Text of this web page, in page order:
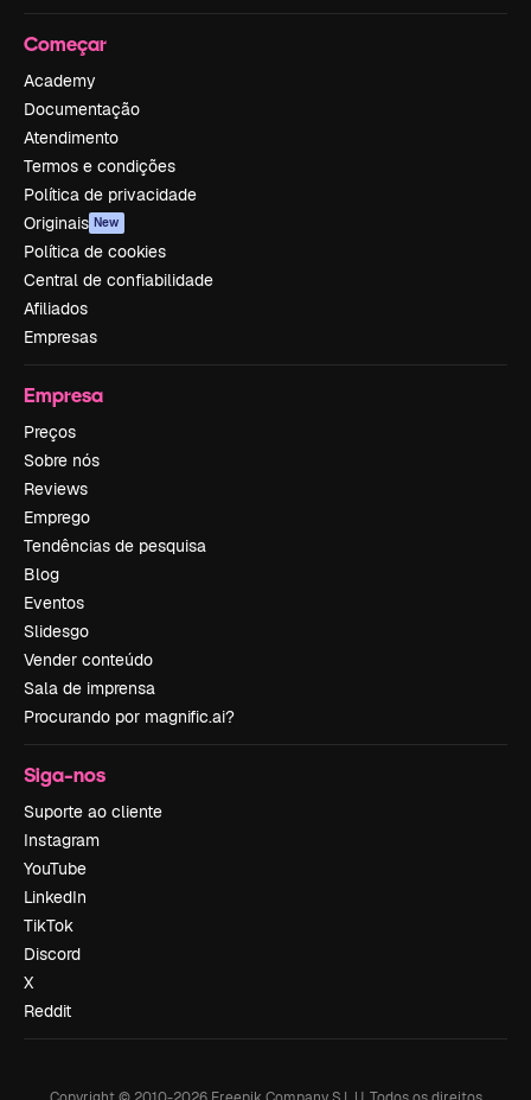
Começar
Academy
Documentação
Atendimento
Termos e condições
Política de privacidade
Originais New
Política de cookies
Central de confiabilidade
Afiliados
Empresas
Empresa
Preços
Sobre nós
Reviews
Emprego
Tendências de pesquisa
Blog
Eventos
Slidesgo
Vender conteúdo
Sala de imprensa
Procurando por magnific.ai?
Siga-nos
Suporte ao cliente
Instagram
YouTube
LinkedIn
TikTok
Discord
X
Reddit